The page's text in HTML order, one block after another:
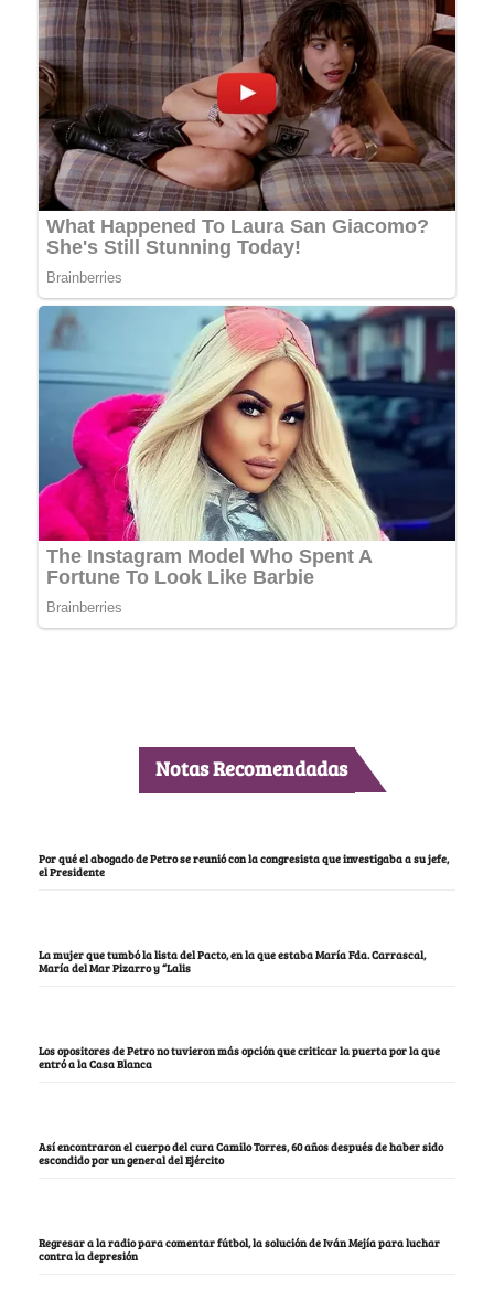
Notas Recomendadas
Por qué el abogado de Petro se reunió con la congresista que investigaba a su jefe,
el Presidente
La mujer que tumbó la lista del Pacto, en la que estaba María Fda. Carrascal,
María del Mar Pizarro y “Lalis
Los opositores de Petro no tuvieron más opción que criticar la puerta por la que
entró a la Casa Blanca
Así encontraron el cuerpo del cura Camilo Torres, 60 años después de haber sido
escondido por un general del Ejército
Regresar a la radio para comentar fútbol, la solución de Iván Mejía para luchar
contra la depresión